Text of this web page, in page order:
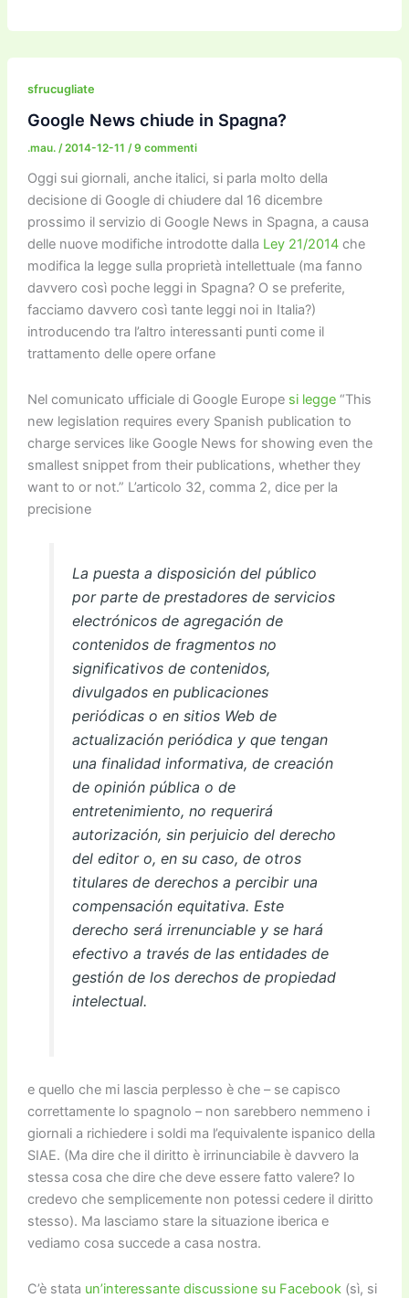
c
e
b
o
o
k
itt
er
ai
l
ai
l
st
o
o
e
gr
m
p
y
n
k
e
n
di
sfrucugliate
Google News chiude in Spagna?
.mau. /2014-12-11 /9 commenti
Oggi sui giornali, anche italici, si parla molto della
decisione di Google di chiudere dal 16 dicembre
prossimo il servizio di Google News in Spagna, a causa
delle nuove modifiche introdotte dalla Ley 21/2014che
modifica la legge sulla proprietà intellettuale (ma fanno
davvero così poche leggi in Spagna? O se preferite,
facciamo davvero così tante leggi noi in Italia?)
introducendo tra l’altro interessanti punti come il
trattamento delle opere orfane
Nel comunicato ufficiale di Google Europe si legge“This
new legislation requires every Spanish publication to
charge services like Google News for showing even the
smallest snippet from their publications, whether they
want to or not.” L’articolo 32, comma 2, dice per la
precisione
La puesta a disposición del público
por parte de prestadores de servicios
electrónicos de agregación de
contenidos de fragmentos no
significativos de contenidos,
divulgados en publicaciones
periódicas o en sitios Web de
actualización periódica y que tengan
una finalidad informativa, de creación
de opinión pública o de
entretenimiento, no requerirá
autorización, sin perjuicio del derecho
del editor o, en su caso, de otros
titulares de derechos a percibir una
compensación equitativa. Este
derecho será irrenunciable y se hará
efectivo a través de las entidades de
gestión de los derechos de propiedad
intelectual.
e quello che mi lascia perplesso è che – se capisco
correttamente lo spagnolo – non sarebbero nemmeno i
giornali a richiedere i soldi ma l’equivalente ispanico della
SIAE. (Ma dire che il diritto è irrinunciabile è davvero la
stessa cosa che dire che deve essere fatto valere? Io
credevo che semplicemente non potessi cedere il diritto
stesso). Ma lasciamo stare la situazione iberica e
vediamo cosa succede a casa nostra.
C’è stata un’interessante discussione su Facebook(sì, si